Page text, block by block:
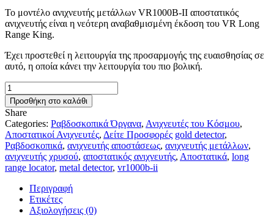
2.150,00 €.είναι:
1.900,00 €.
Το μοντέλο ανιχνευτής μετάλλων VR1000B-II αποστατικός
ανιχνευτής είναι η νεότερη αναβαθμισμένη έκδοση του VR Long
Range King.
Έχει προστεθεί η λειτουργία της προσαρμογής της ευαισθησίας σε
αυτό, η οποία κάνει την λειτουργία του πιο βολική.
VR1000B-
II
ΑΠΟΣΤΑΤΙΚΟΣ
ΑΝΙΧΝΕΥΤΗΣ
ποσότητα
Προσθήκη στο καλάθι
Share
Categories: Ραβδοσκοπικά Όργανα, Ανιχνευτές του Κόσμου,
Αποστατικοί Ανιχνευτές, Δείτε Προσφορές gold detector,
Ραβδοσκοπικά, ανιχνευτής αποστάσεως, ανιχνευτής μετάλλων,
ανιχνευτής χρυσού, αποστατικός ανιχνευτής, Αποστατικά, long
range locator, metal detector, vr1000b-ii
Περιγραφή
Ετικέτες
Αξιολογήσεις (0)